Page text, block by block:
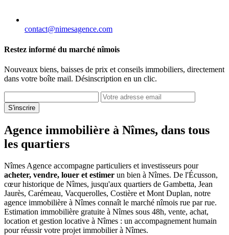
contact@nimesagence.com
Restez informé du marché nîmois
Nouveaux biens, baisses de prix et conseils immobiliers, directement
dans votre boîte mail. Désinscription en un clic.
S'inscrire
Agence immobilière à Nîmes, dans tous
les quartiers
Nîmes Agence accompagne particuliers et investisseurs pour
acheter, vendre, louer et estimer un bien à Nîmes. De l'Écusson,
cœur historique de Nîmes, jusqu'aux quartiers de Gambetta, Jean
Jaurès, Carémeau, Vacquerolles, Costière et Mont Duplan, notre
agence immobilière à Nîmes connaît le marché nîmois rue par rue.
Estimation immobilière gratuite à Nîmes sous 48h, vente, achat,
location et gestion locative à Nîmes : un accompagnement humain
pour réussir votre projet immobilier à Nîmes.